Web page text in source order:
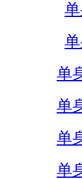
单
单
单
单